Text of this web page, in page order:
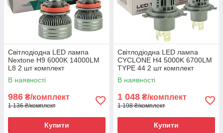
Світлодіодна LED лампа
Nextone H9 6000K 14000LM
L8 2 шт комплект
В наявності
986 ₴/комплект
1 136 ₴/комплект
Купити
Світлодіодна LED лампа
CYCLONE H4 5000K 6700LM
TYPE 44 2 шт комплект
В наявності
1 048 ₴/комплект
1 198 ₴/комплект
Купити